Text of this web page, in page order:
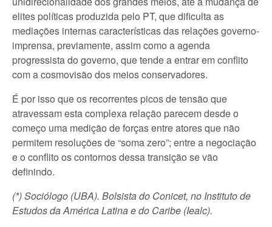
elites políticas produzida pelo PT, que dificulta as
mediações internas características das relações governo-
imprensa, previamente, assim como a agenda
progressista do governo, que tende a entrar em conflito
com a cosmovisão dos meios conservadores.
É por isso que os recorrentes picos de tensão que
atravessam esta complexa relação parecem desde o
começo uma medição de forças entre atores que não
permitem resoluções de “soma zero”; entre a negociação
e o conflito os contornos dessa transição se vão
definindo.
(*) Sociólogo (UBA). Bolsista do Conicet, no Instituto de
Estudos da América Latina e do Caribe (Iealc).